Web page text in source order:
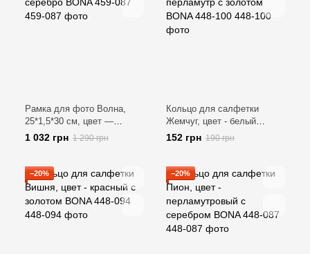
Рамка для фото Волна,
25*1,5*30 см, цвет —
серебро BONA 459-087
1 032 грн 1 290 грн
Кольцо для салфетки
Жемчуг, цвет - белый
перламутр с золотом BONA
448-100
152 грн 190 грн
−20% −20%